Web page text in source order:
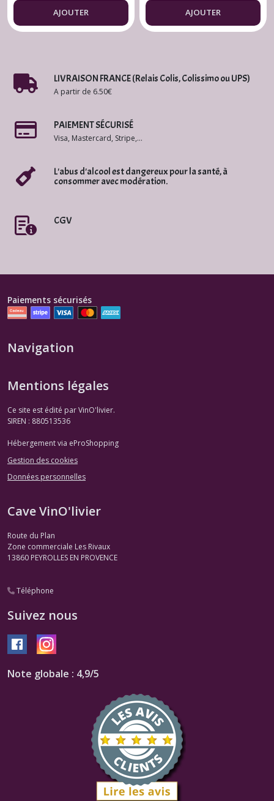
Chapelle rouge
2020
AJOUTER
Pigoudet rouge
2019
AJOUTER
LIVRAISON FRANCE (Relais Colis, Colissimo ou UPS)
A partir de 6.50€
PAIEMENT SÉCURISÉ
Visa, Mastercard, Stripe,...
L'abus d'alcool est dangereux pour la santé, à
consommer avec modération.
CGV
Paiements sécurisés
Navigation
Mentions légales
Ce site est édité par VinO'livier.
SIREN : 880513536
Hébergement via eProShopping
Gestion des cookies
Données personnelles
Cave VinO'livier
Route du Plan
Zone commerciale Les Rivaux
13860 PEYROLLES EN PROVENCE
Téléphone
Suivez nous
Note globale : 4,9/5